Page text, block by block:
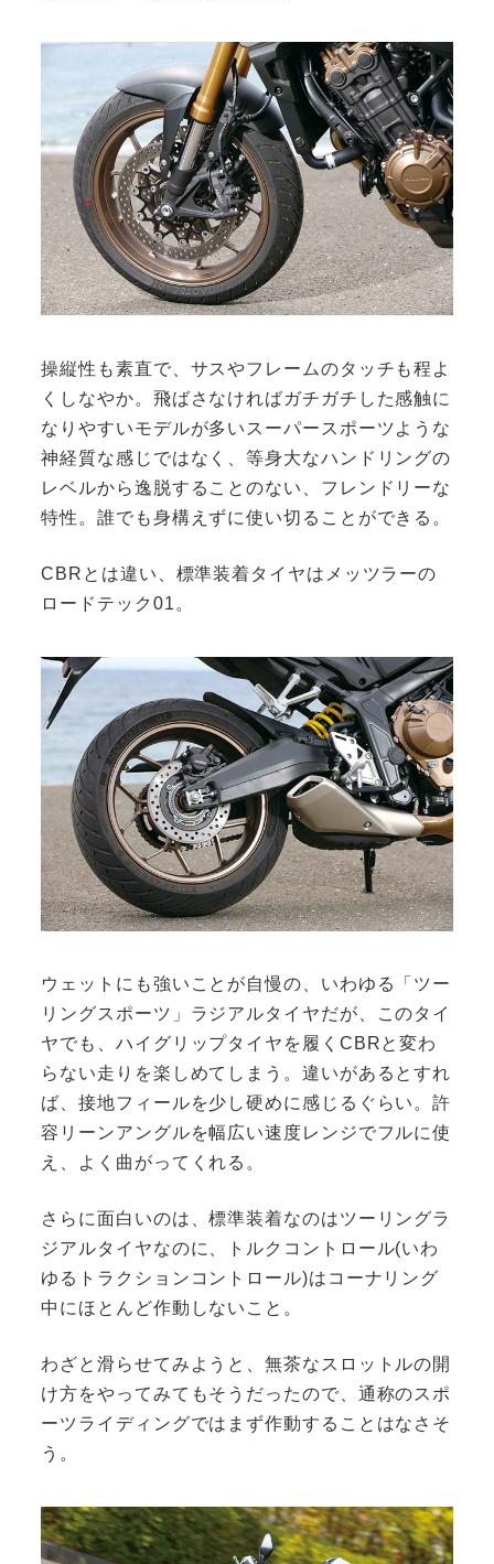
操縦性も素直で、サスやフレームのタッチも程よ
くしなやか。飛ばさなければガチガチした感触に
なりやすいモデルが多いスーパースポーツような
神経質な感じではなく、等身大なハンドリングの
レベルから逸脱することのない、フレンドリーな
特性。誰でも身構えずに使い切ることができる。
CBRとは違い、標準装着タイヤはメッツラーの
ロードテック01。
ウェットにも強いことが自慢の、いわゆる「ツー
リングスポーツ」ラジアルタイヤだが、このタイ
ヤでも、ハイグリップタイヤを履くCBRと変わ
らない走りを楽しめてしまう。違いがあるとすれ
ば、接地フィールを少し硬めに感じるぐらい。許
容リーンアングルを幅広い速度レンジでフルに使
え、よく曲がってくれる。
さらに面白いのは、標準装着なのはツーリングラ
ジアルタイヤなのに、トルクコントロール(いわ
ゆるトラクションコントロール)はコーナリング
中にほとんど作動しないこと。
わざと滑らせてみようと、無茶なスロットルの開
け方をやってみてもそうだったので、通称のスポ
ーツライディングではまず作動することはなさそ
う。